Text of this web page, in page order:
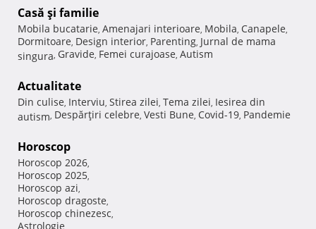
Casă şi familie
Mobila bucatarie, Amenajari interioare, Mobila, Canapele,
Dormitoare, Design interior, Parenting, Jurnal de mama
singura, Gravide, Femei curajoase, Autism
Actualitate
Din culise, Interviu, Stirea zilei, Tema zilei, Iesirea din
autism, Despărţiri celebre, Vesti Bune, Covid-19, Pandemie
Horoscop
Horoscop 2026,
Horoscop 2025,
Horoscop azi,
Horoscop dragoste,
Horoscop chinezesc,
Astrologie